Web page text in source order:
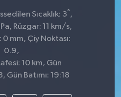
Sıcaklık: 3° ,
Rüzgar: 11 km/s,
0 mm, Çiy Noktası:
0.9,
10 km, Gün
Gün Batımı: 19:18